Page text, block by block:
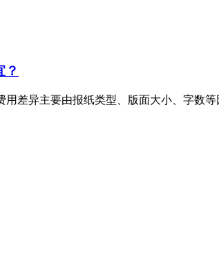
？
差异主要由报纸类型、版面大小、字数